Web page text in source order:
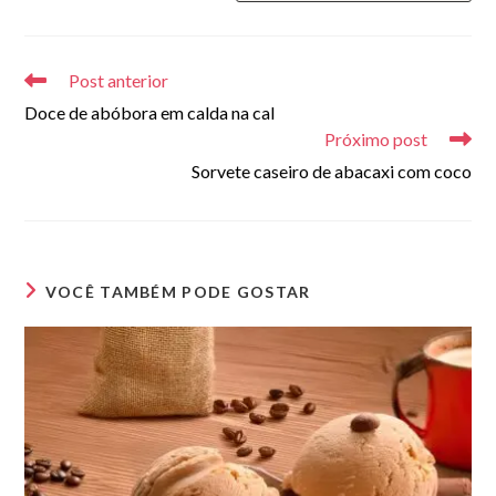
artigosPost anterior
Doce de abóbora em calda na cal
Próximo post
Sorvete caseiro de abacaxi com coco
VOCÊ TAMBÉM PODE GOSTAR